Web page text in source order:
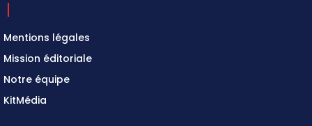
Mentions légales
Mission éditoriale
Notre équipe
KitMédia